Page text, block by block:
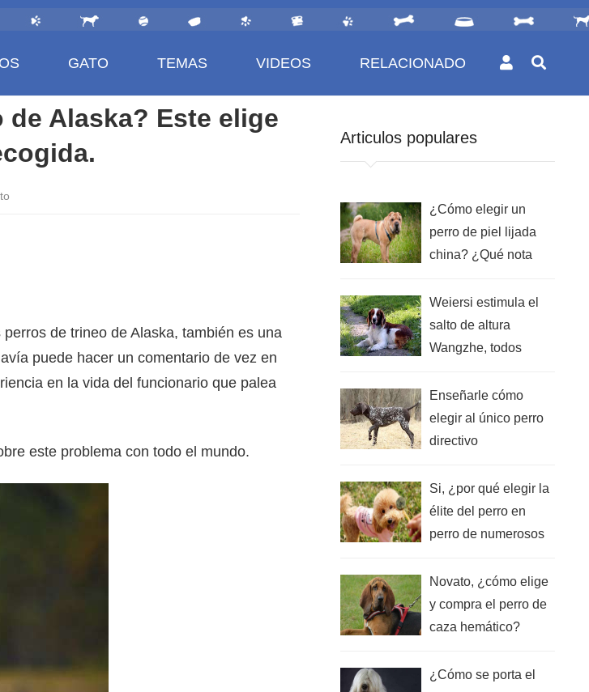
GATO TEMAS VIDEOS RELACIONADO
Alaska? Este elige
de trineo de Alaska, también es una
puede hacer un comentario de vez en
en la vida del funcionario que palea
este problema con todo el mundo.
Articulos populares
¿Cómo elegir un
perro de piel lijada
china? ¿Qué nota
comprar?
Weiersi estimula el
salto de altura
Wangzhe, todos
perro de caza volador
Enseñarle cómo
elegir al único perro
directivo
doggery ilimitada e
indistinta.
Si, ¿por qué elegir la
élite del perro en
perro de numerosos
antología
Novato, ¿cómo elige
y compra el perro de
caza hemático?
características!
¿Cómo se porta el